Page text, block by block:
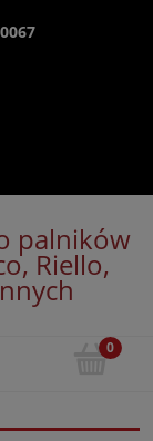
palników
Riello,